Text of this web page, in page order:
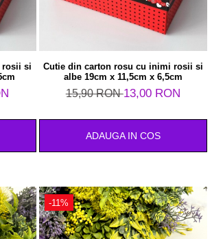
rosii si
Cutie din carton rosu cu inimi rosii si
albe 19cm x 11,5cm x 6,5cm
15,90 RON13,00 RON
ADAUGA IN COS
-11%